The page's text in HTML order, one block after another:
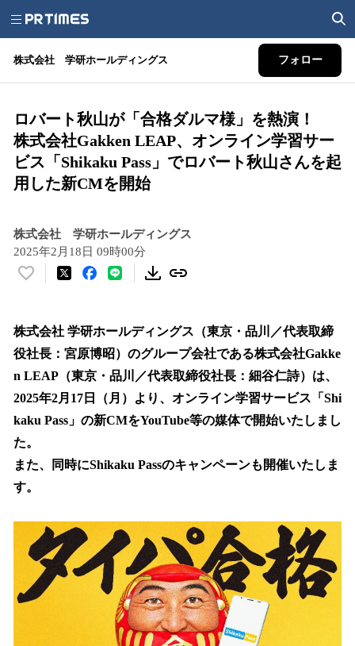
株式会社 学研ホールディングス フォロー
ロバート秋山が「合格ダルマ様」を熱演！
株式会社Gakken LEAP、オンライン学習サー
ビス「Shikaku Pass」でロバート秋山さんを起
用した新CMを開始
株式会社 学研ホールディングス
2025年2月18日 09時00分
い
！
数
を
読
み
込
中
で
す
株式会社 学研ホールディングス（東京・品川／代表取締
役社長：宮原博昭）のグループ会社である株式会社Gakke
n LEAP（東京・品川／代表取締役社長：細谷仁詩）は、
2025年2月17日（月）より、オンライン学習サービス「Shi
kaku Pass」の新CMをYouTube等の媒体で開始いたしまし
た。
また、同時にShikaku Passのキャンペーンも開催いたしま
す。